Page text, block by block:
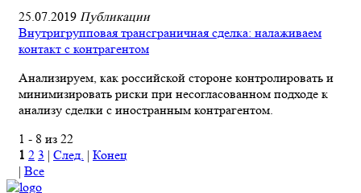
25.07.2019 Публикации
Внутригрупповая трансграничная сделка: налаживаем
контакт с контрагентом
Анализируем, как российской стороне контролировать и
минимизировать риски при несогласованном подходе к
анализу сделки с иностранным контрагентом.
1 - 8 из 22
1 2 3 | След. | Конец
| Все